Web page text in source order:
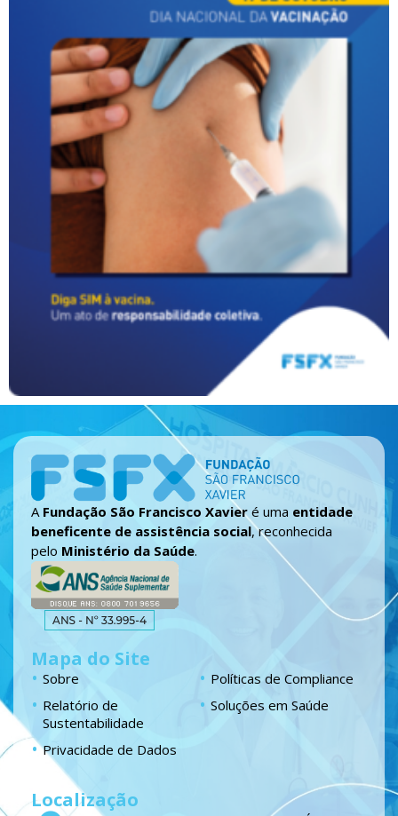
A Fundação São Francisco Xavier é uma entidade
beneficente de assistência social, reconhecida
pelo Ministério da Saúde.
Mapa do Site
Sobre
Políticas de Compliance
Relatório de
Sustentabilidade
Soluções em Saúde
Privacidade de Dados
Localização